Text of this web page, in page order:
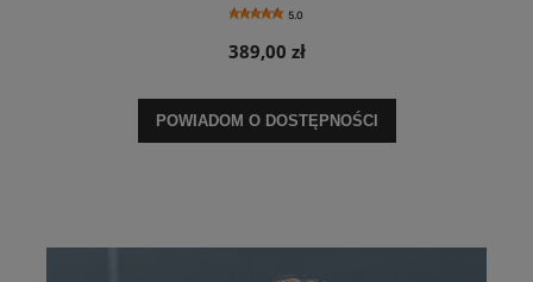
5.0
389,00 zł
POWIADOM O DOSTĘPNOŚCI